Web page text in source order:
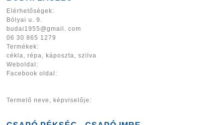
Elérhetőségek:
Bólyai u. 9.
budai1955@gmail. com
06 30 865 1279
Termékek:
cékla, répa, káposzta, szilva
Weboldal:
Facebook oldal:
Termelő neve, képviselője: